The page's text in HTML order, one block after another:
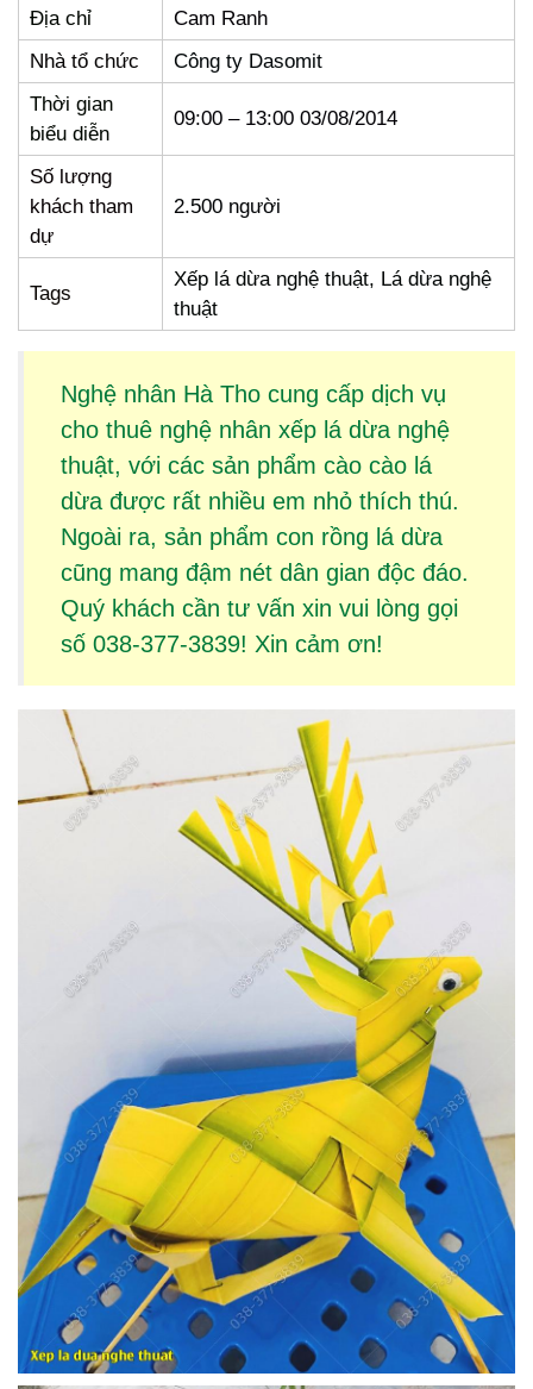
Địa chỉ
Cam Ranh
Nhà tổ chức
Công ty Dasomit
Thời gian
biểu diễn
09:00 – 13:00 03/08/2014
Số lượng
khách tham
dự
2.500 người
Tags
Xếp lá dừa nghệ thuật, Lá dừa nghệ
thuật
Nghệ nhân Hà Tho cung cấp dịch vụ
cho thuê nghệ nhân xếp lá dừanghệ
thuật, với các sản phẩm cào cào lá
dừađược rất nhiều em nhỏ thích thú.
Ngoài ra, sản phẩm con rồng lá dừa
cũng mang đậm nét dân gian độc đáo.
Quý khách cần tư vấn xin vui lòng gọi
số 038-377-3839! Xin cảm ơn!